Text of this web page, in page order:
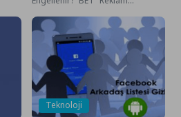
Ülkemizde yasal olarak
yasaklanmış olan...
Teknoloji